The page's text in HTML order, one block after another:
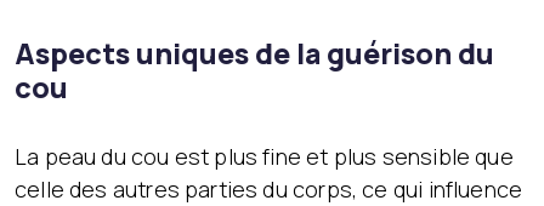
Aspects uniques de la guérison du
cou
La peau du cou est plus fine et plus sensible que
celle des autres parties du corps, ce qui influence